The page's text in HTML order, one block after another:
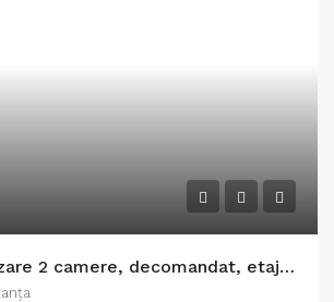
Km 5, de vanzare 2 camere, decomandat, etaj 2, gaze, Constanta